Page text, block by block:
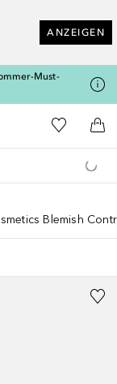
ANZEIGEN
Must-
Douglas Startseite
Zu Meiner
Blemish